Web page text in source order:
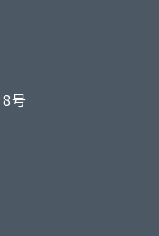
号